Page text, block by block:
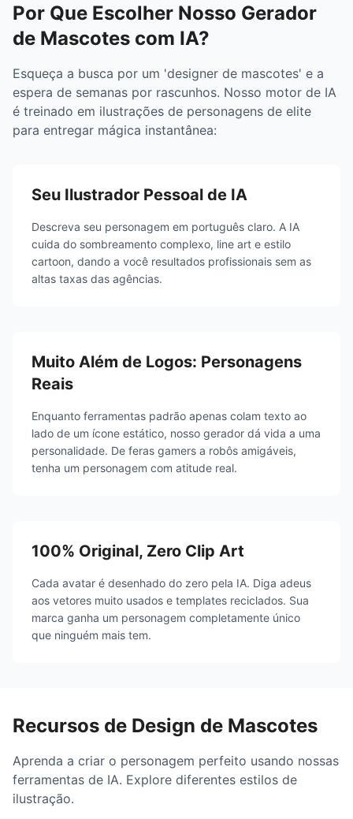
Por Que Escolher Nosso Gerador
de Mascotes com IA?
Esqueça a busca por um 'designer de mascotes' e a
espera de semanas por rascunhos. Nosso motor de IA
é treinado em ilustrações de personagens de elite
para entregar mágica instantânea:
Seu Ilustrador Pessoal de IA
Descreva seu personagem em português claro. A IA
cuida do sombreamento complexo, line art e estilo
cartoon, dando a você resultados profissionais sem as
altas taxas das agências.
Muito Além de Logos: Personagens
Reais
Enquanto ferramentas padrão apenas colam texto ao
lado de um ícone estático, nosso gerador dá vida a uma
personalidade. De feras gamers a robôs amigáveis,
tenha um personagem com atitude real.
100% Original, Zero Clip Art
Cada avatar é desenhado do zero pela IA. Diga adeus
aos vetores muito usados e templates reciclados. Sua
marca ganha um personagem completamente único
que ninguém mais tem.
Recursos de Design de Mascotes
Aprenda a criar o personagem perfeito usando nossas
ferramentas de IA. Explore diferentes estilos de
ilustração.